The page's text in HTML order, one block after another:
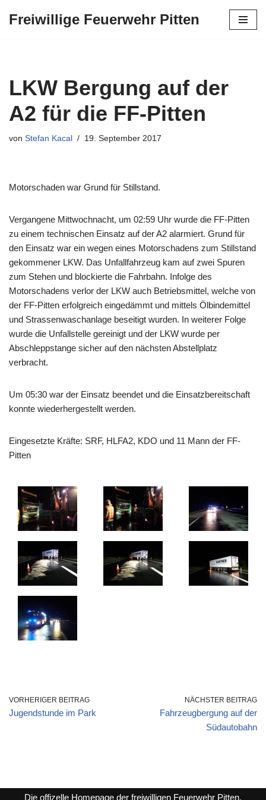
Freiwillige Feuerwehr Pitten
LKW Bergung auf der
A2 für die FF-Pitten
von Stefan Kacal 19. September 2017
Motorschaden war Grund für Stillstand.
Vergangene Mittwochnacht, um 02:59 Uhr wurde die FF-Pitten
zu einem technischen Einsatz auf der A2 alarmiert. Grund für
den Einsatz war ein wegen eines Motorschadens zum Stillstand
gekommener LKW. Das Unfallfahrzeug kam auf zwei Spuren
zum Stehen und blockierte die Fahrbahn. Infolge des
Motorschadens verlor der LKW auch Betriebsmittel, welche von
der FF-Pitten erfolgreich eingedämmt und mittels Ölbindemittel
und Strassenwaschanlage beseitigt wurden. In weiterer Folge
wurde die Unfallstelle gereinigt und der LKW wurde per
Abschleppstange sicher auf den nächsten Abstellplatz
verbracht.
Um 05:30 war der Einsatz beendet und die Einsatzbereitschaft
konnte wiederhergestellt werden.
Eingesetzte Kräfte: SRF, HLFA2, KDO und 11 Mann der FF-
Pitten
VORHERIGER BEITRAG
Jugendstunde im Park
NÄCHSTER BEITRAG
Fahrzeugbergung auf der
Südautobahn
Die offizelle Homepage der freiwilligen Feuerwehr Pitten.